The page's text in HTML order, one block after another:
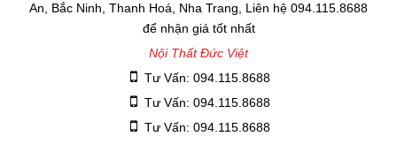
An, Bắc Ninh, Thanh Hoá, Nha Trang, Liên hệ 094.115.8688
để nhận giá tốt nhất
Nội Thất Đức Việt
Tư Vấn: 094.115.8688
Tư Vấn: 094.115.8688
Tư Vấn: 094.115.8688